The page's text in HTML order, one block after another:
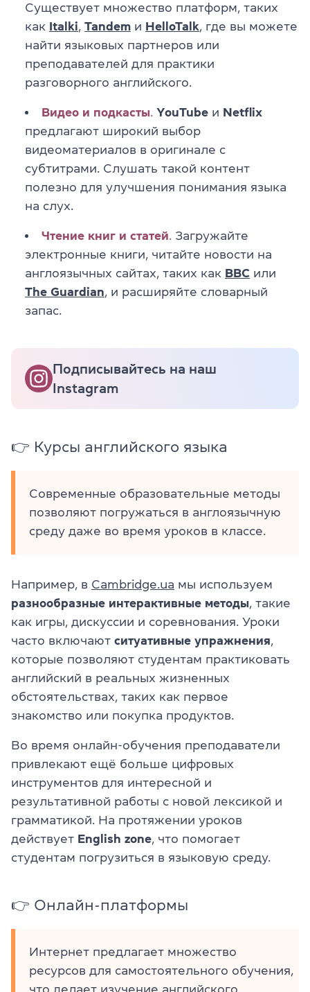
Существует множество платформ, таких
как Italki Tandem и HelloTalk , где вы можете
найти языковых партнеров или
преподавателей для практики
разговорного английского.
Видео и подкасты YouTube и Netflix
предлагают широкий выбор
видеоматериалов в оригинале с
субтитрами. Слушать такой контент
полезно для улучшения понимания языка
на слух.
Чтение книг и статей
Загружайте
электронные книги, читайте новости на
англоязычных сайтах, таких как BBC или
The Guardian , и расширяйте словарный
запас.
Подписывайтесь на наш
Instagram
👉 Курсы английского языка
Современные образовательные методы
позволяют погружаться в англоязычную
среду даже во время уроков в классе.
Например, в Cambridge.ua мы используем
разнообразные интерактивные методы , такие
как игры, дискуссии и соревнования. Уроки
часто включают ситуативные упражнения
которые позволяют студентам практиковать
английский в реальных жизненных
обстоятельствах, таких как первое
знакомство или покупка продуктов.
Во время онлайн-обучения преподаватели
привлекают ещё больше цифровых
инструментов для интересной и
результативной работы с новой лексикой и
грамматикой. На протяжении уроков
действует English zone , что помогает
студентам погрузиться в языковую среду.
👉 Онлайн-платформы
Интернет предлагает множество
ресурсов для самостоятельного обучения,
что делает изучение английского